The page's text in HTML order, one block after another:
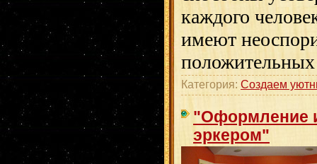
каждого
имеют
положительных
Категория: Создаем
"Оформление
эркером"